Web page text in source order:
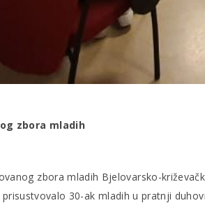
zbora mladih
zbora mladih Bjelovarsko-
30-ak mladih u pratnji